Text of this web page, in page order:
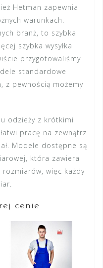
Hetman zapewnia
warunkach.
branż, to szybka
szybka wysyłka
przygotowaliśmy
standardowe
z pewnością możemy
odzieży z krótkimi
pracę na zewnątrz
Modele dostępne są
która zawiera
więc każdy
cenie